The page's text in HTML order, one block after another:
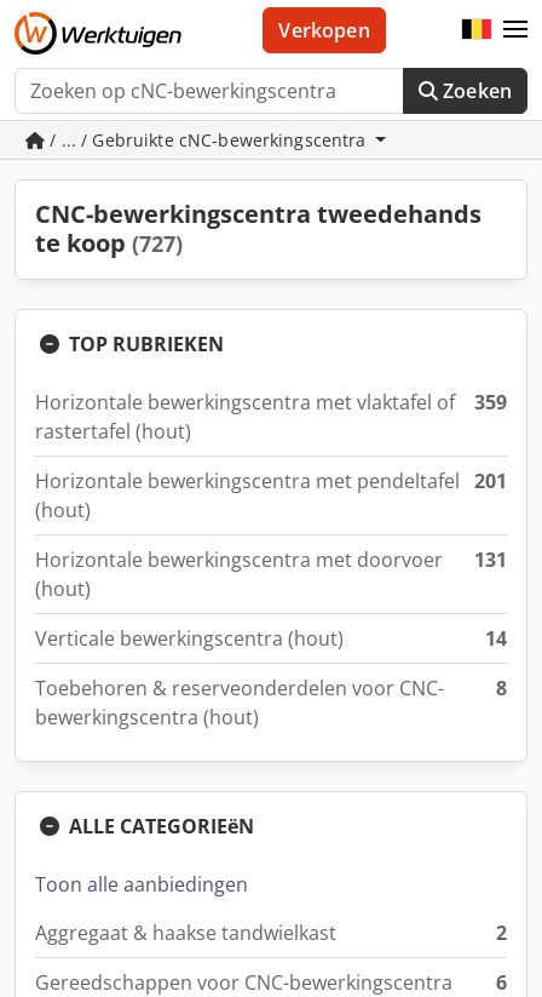
Zoeken
Verkopen
/ ... / Gebruikte cNC-bewerkingscentra
CNC-bewerkingscentra tweedehands
te koop (727)
TOP RUBRIEKEN
Horizontale bewerkingscentra met vlaktafel of
rastertafel (hout)
359
Horizontale bewerkingscentra met pendeltafel
(hout)
201
Horizontale bewerkingscentra met doorvoer
(hout)
131
Verticale bewerkingscentra (hout)
14
Toebehoren & reserveonderdelen voor CNC-
bewerkingscentra (hout)
8
ALLE CATEGORIEëN
Toon alle aanbiedingen
Aggregaat & haakse tandwielkast
2
Gereedschappen voor CNC-bewerkingscentra
6